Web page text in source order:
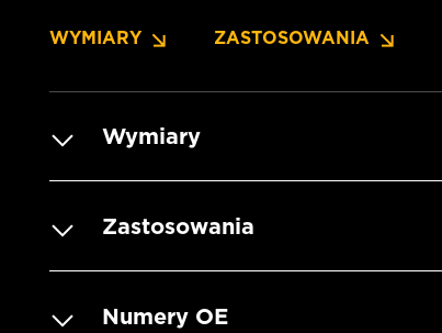
WYMIARY ZASTOSOWANIA
Wymiary
Zastosowania
Numery OE